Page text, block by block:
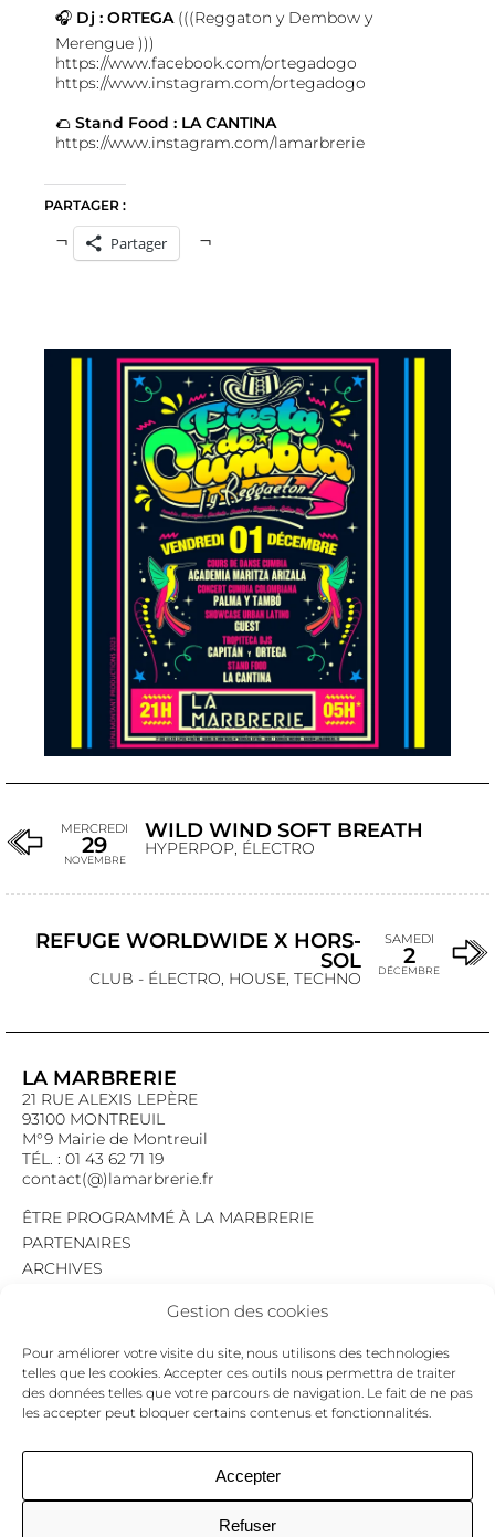
Gestion des cookies
Pour améliorer votre visite du site, nous utilisons des technologies
telles que les cookies. Accepter ces outils nous permettra de traiter
des données telles que votre parcours de navigation. Le fait de ne pas
les accepter peut bloquer certains contenus et fonctionnalités.
Accepter
Refuser
🎧 Dj : ORTEGA(((Reggaton y Dembow y
Merengue )))
https://www.facebook.com/ortegadogo
https://www.instagram.com/ortegadogo
🌮 Stand Food : LA CANTINA
https://www.instagram.com/lamarbrerie
PARTAGER :
Partager
MERCREDI
29
NOVEMBRE
WILD WIND SOFT BREATH
HYPERPOP, ÉLECTRO
REFUGE WORLDWIDE X HORS-
SOL
CLUB - ÉLECTRO, HOUSE, TECHNO
SAMEDI
2
DÉCEMBRE
LA MARBRERIE
21 RUE ALEXIS LEPÈRE
93100 MONTREUIL
M°9 Mairie de Montreuil
TÉL. : 01 43 62 71 19
contact(@)lamarbrerie.fr
ÊTRE PROGRAMMÉ À LA MARBRERIE
PARTENAIRES
ARCHIVES
MENTIONS LÉGALES
POLITIQUE DE CONFIDENTIALITÉ
COOKIES
NEWSLETTER
pour ne jamais passer à côté d’un événement.